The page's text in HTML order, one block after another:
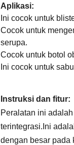
Aplikasi:
Ini cocok untuk
Cocok untuk
serupa.
Cocok untuk botol
Ini cocok untuk
Instruksi dan fitur:
Peralatan ini
terintegrasi.Ini
dengan besar pada